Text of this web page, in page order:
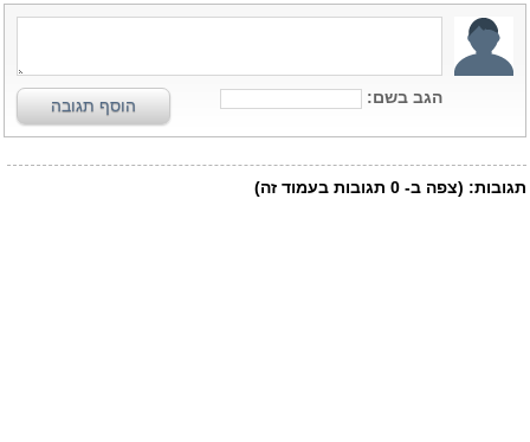
הגב בשם: הוסף תגובה
תגובות: (צפה ב- 0 תגובות בעמוד זה)